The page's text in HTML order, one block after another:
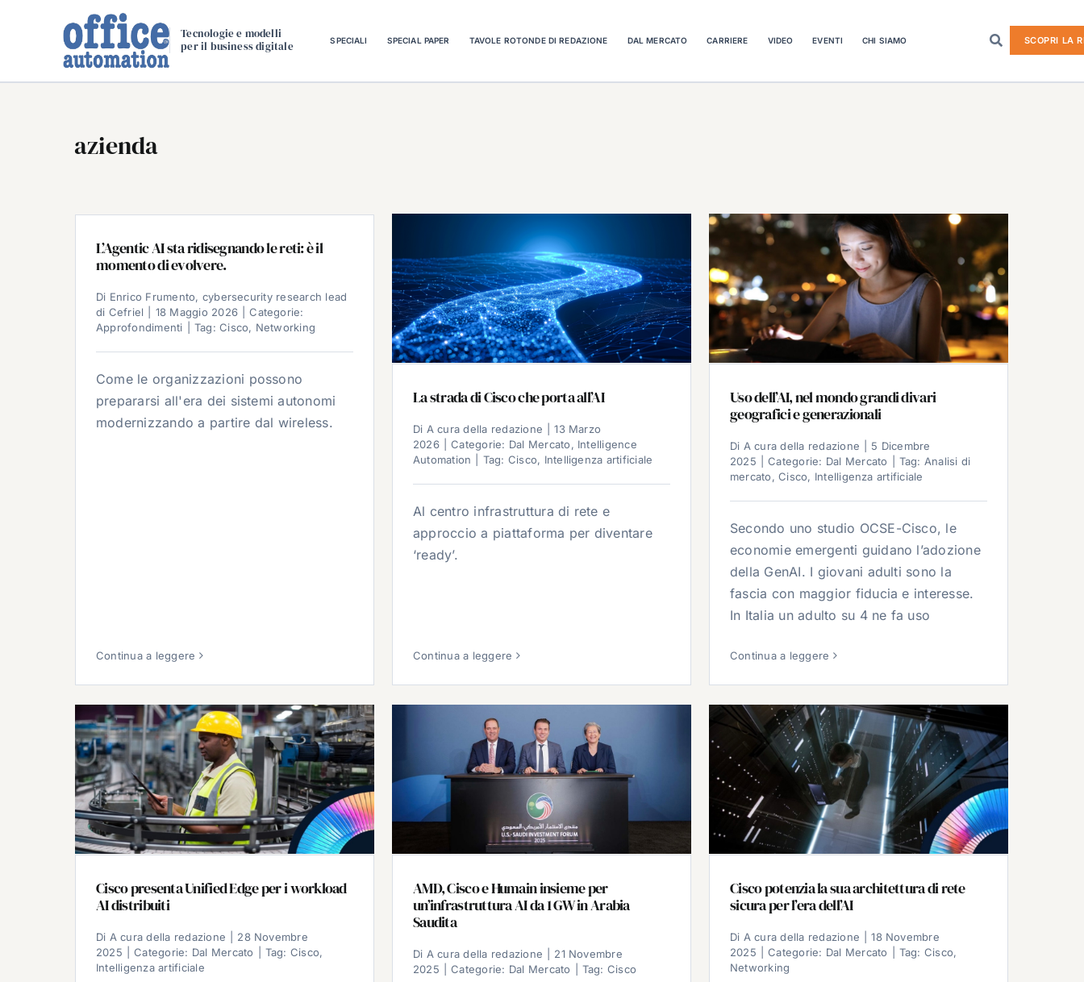
Tecnologie e modelli
per il business digitale
SPECIALI SPECIAL PAPER TAVOLE ROTONDE DI REDAZIONE DAL MERCATO CARRIERE VIDEO EVENTI CHI SIAMO SCOPRI LA
azienda
L’Agentic AI sta ridisegnando le reti: è il
momento di evolvere.
Di Enrico Frumento, cybersecurity research lead
di Cefriel
18 Maggio 2026
Categorie:
Approfondimenti
Tag:Cisco, Networking
Come le organizzazioni possono
prepararsi all'era dei sistemi autonomi
modernizzando a partire dal wireless.
Continua a leggere
La strada di Cisco che porta all’AI
Di A cura della redazione
13 Marzo
2026
Categorie: Dal Mercato, Intelligence
Automation
Tag: Cisco, Intelligenza artificiale
Al centro infrastruttura di rete e
approccio a piattaforma per diventare
‘ready’.
Continua a leggere
Uso dell’AI, nel mondo grandi divari
geografici e generazionali
Di A cura della redazione
5 Dicembre
2025
Categorie: Dal Mercato Tag: Analisi di
mercato,Cisco, Intelligenza artificiale
Secondo uno studio OCSE-Cisco, le
economie emergenti guidano l’adozione
della GenAI. I giovani adulti sono la
fascia con maggior fiducia e interesse.
In Italia un adulto su 4 ne fa uso
Continua a leggere
Cisco presenta Unified Edge per i workload
AI distribuiti
Di A cura della redazione
28 Novembre
2025
Categorie: Dal Mercato Tag: Cisco,
Intelligenza artificiale
AMD, Cisco e Humain insieme per
un’infrastruttura AI da 1 GW in Arabia
Saudita
Di A cura della redazione
21 Novembre
2025
Categorie: Dal Mercato Tag: Cisco
Cisco potenzia la sua architettura di rete
sicura per l’era dell’AI
Di A cura della redazione
18 Novembre
2025
Categorie: Dal Mercato Tag: Cisco,
Networking